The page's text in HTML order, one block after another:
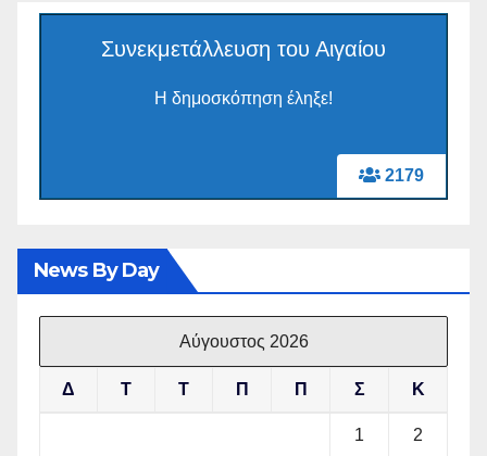
2179
Συνεκμετάλλευση του Αιγαίου
Η δημοσκόπηση έληξε!
News By Day
Αύγουστος 2026
Δ Τ Τ Π Π Σ Κ
1 2